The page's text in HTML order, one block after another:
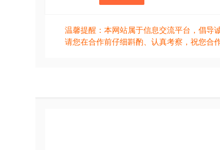
温馨提醒：本网站属于信息交流平台，倡导
请您在合作前仔细斟酌、认真考察，祝您合